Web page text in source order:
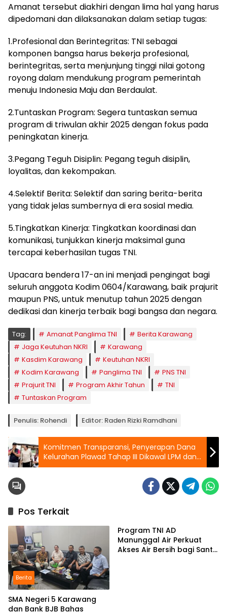
Amanat tersebut diakhiri dengan lima hal yang harus
dipedomani dan dilaksanakan dalam setiap tugas:
1.Profesional dan Berintegritas: TNI sebagai
komponen bangsa harus bekerja profesional,
berintegritas, serta menjunjung tinggi nilai gotong
royong dalam mendukung program pemerintah
menuju Indonesia Maju dan Berdaulat.
2.Tuntaskan Program: Segera tuntaskan semua
program di triwulan akhir 2025 dengan fokus pada
peningkatan kinerja.
3.Pegang Teguh Disiplin: Pegang teguh disiplin,
loyalitas, dan kekompakan.
4.Selektif Berita: Selektif dan saring berita-berita
yang tidak jelas sumbernya di era sosial media.
5.Tingkatkan Kinerja: Tingkatkan koordinasi dan
komunikasi, tunjukkan kinerja maksimal guna
tercapai keberhasilan tugas TNI.
Upacara bendera 17-an ini menjadi pengingat bagi
seluruh anggota Kodim 0604/Karawang, baik prajurit
maupun PNS, untuk menutup tahun 2025 dengan
dedikasi dan kinerja terbaik bagi bangsa dan negara.
Tag: Amanat Panglima TNI
Berita Karawang
Jaga Keutuhan NKRI
Karawang
Kasdim Karawang
Keutuhan NKRI
Kodim Karawang
Panglima TNI
PNS TNI
Prajurit TNI
Program Akhir Tahun
TNI
Tuntaskan Program
Penulis: Rohendi Editor: Raden Rizki Ramdhani
Komitmen Transparansi, Penyerapan Dana
Kelurahan Plawad Tahap III Dikawal LPM dan
KSM, Fokus pada Aksesibilitas Warga
Pos Terkait
Berita
SMA Negeri 5 Karawang
dan Bank BJB Bahas
Program TNI AD
Manunggal Air Perkuat
Akses Air Bersih bagi Santri